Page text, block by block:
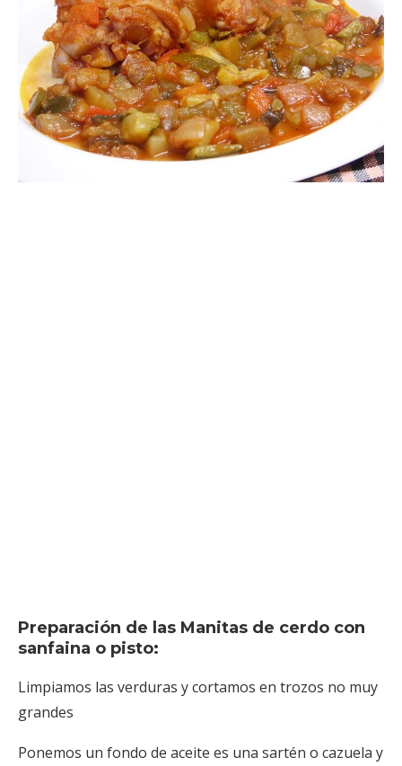
Preparación de las Manitas de cerdo con
sanfaina o pisto:
Limpiamos las verduras y cortamos en trozos no muy
grandes
Ponemos un fondo de aceite es una sartén o cazuela y